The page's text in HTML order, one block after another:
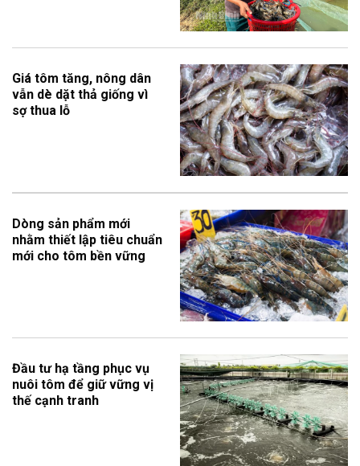
Giá tôm tăng, nông dân
vẫn dè dặt thả giống vì
sợ thua lỗ
Dòng sản phẩm mới
nhằm thiết lập tiêu chuẩn
mới cho tôm bền vững
Đầu tư hạ tầng phục vụ
nuôi tôm để giữ vững vị
thế cạnh tranh